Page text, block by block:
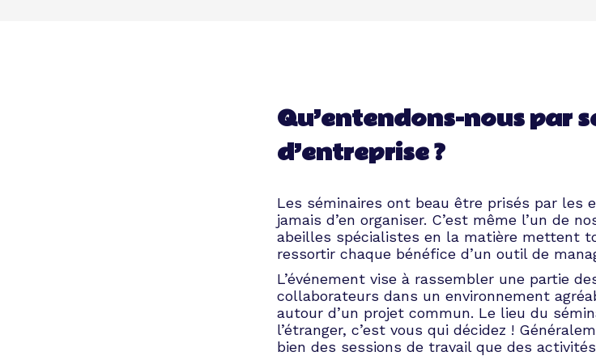
Qu’entendons-nous par
d’entreprise ?
Les séminaires ont beau être prisés par les
jamais d’en organiser. C’est même l’un de
abeilles spécialistes en la matière mettent
ressortir chaque bénéfice d’un outil de
L’événement vise à rassembler une partie
collaborateurs dans un environnement
autour d’un projet commun. Le lieu du
l’étranger, c’est vous qui décidez !
bien des sessions de travail que des